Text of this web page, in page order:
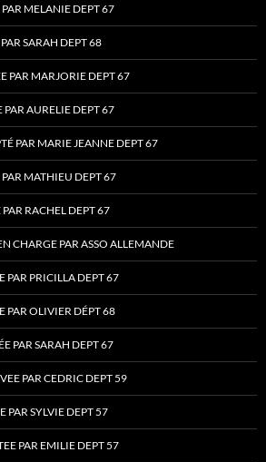
MELANIE DEPT 67
SARAH DEPT 68
PAR MARJORIE DEPT 67
AURELIE DEPT 67
PAR MARIE JEANNE DEPT 67
MATHIEU DEPT 67
RACHEL DEPT 67
CHARGE PAR ASSO ALLEMANDE
PAR PRICILLA DEPT 67
PAR OLIVIER DÉPT 68
PAR SARAH DEPT 67
PAR CEDRIC DEPT 59
PAR SYLVIE DEPT 57
PAR EMILIE DEPT 57